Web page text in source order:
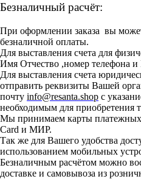
Безналичный расчёт:
При оформлении заказа вы
безналичной оплаты.
Для выставления счета для
Имя Отчество ,номер телефона
Для выставления счета
отправить реквизиты Вашей
почту info@resanta.shop с
необходимым для приобретения
Мы принимаем карты платежных
Card и МИР.
Так же для Вашего удобства
использованием мобильных
Безналичным расчётом можно
доставке и самовывоза из